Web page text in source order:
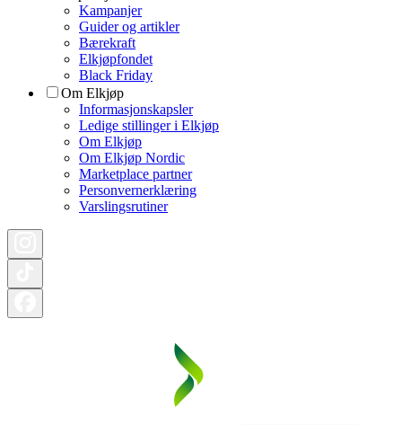
Kampanjer
Guider og artikler
Bærekraft
Elkjøpfondet
Black Friday
Om Elkjøp
Informasjonskapsler
Ledige stillinger i Elkjøp
Om Elkjøp
Om Elkjøp Nordic
Marketplace partner
Personvernerklæring
Varslingsrutiner